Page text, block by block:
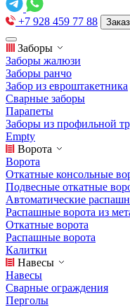
+7 928 459 77 88
Заборы
Заборы жалюзи
Заборы ранчо
Забор из евроштакетника
Сварные заборы
Парапеты
Заборы из профильной
Empty
Ворота
Ворота
Откатные консольные
Подвесные откатные
Автоматические
Распашные ворота из
Откатные ворота
Распашные ворота
Калитки
Навесы
Навесы
Сварные ограждения
Перголы